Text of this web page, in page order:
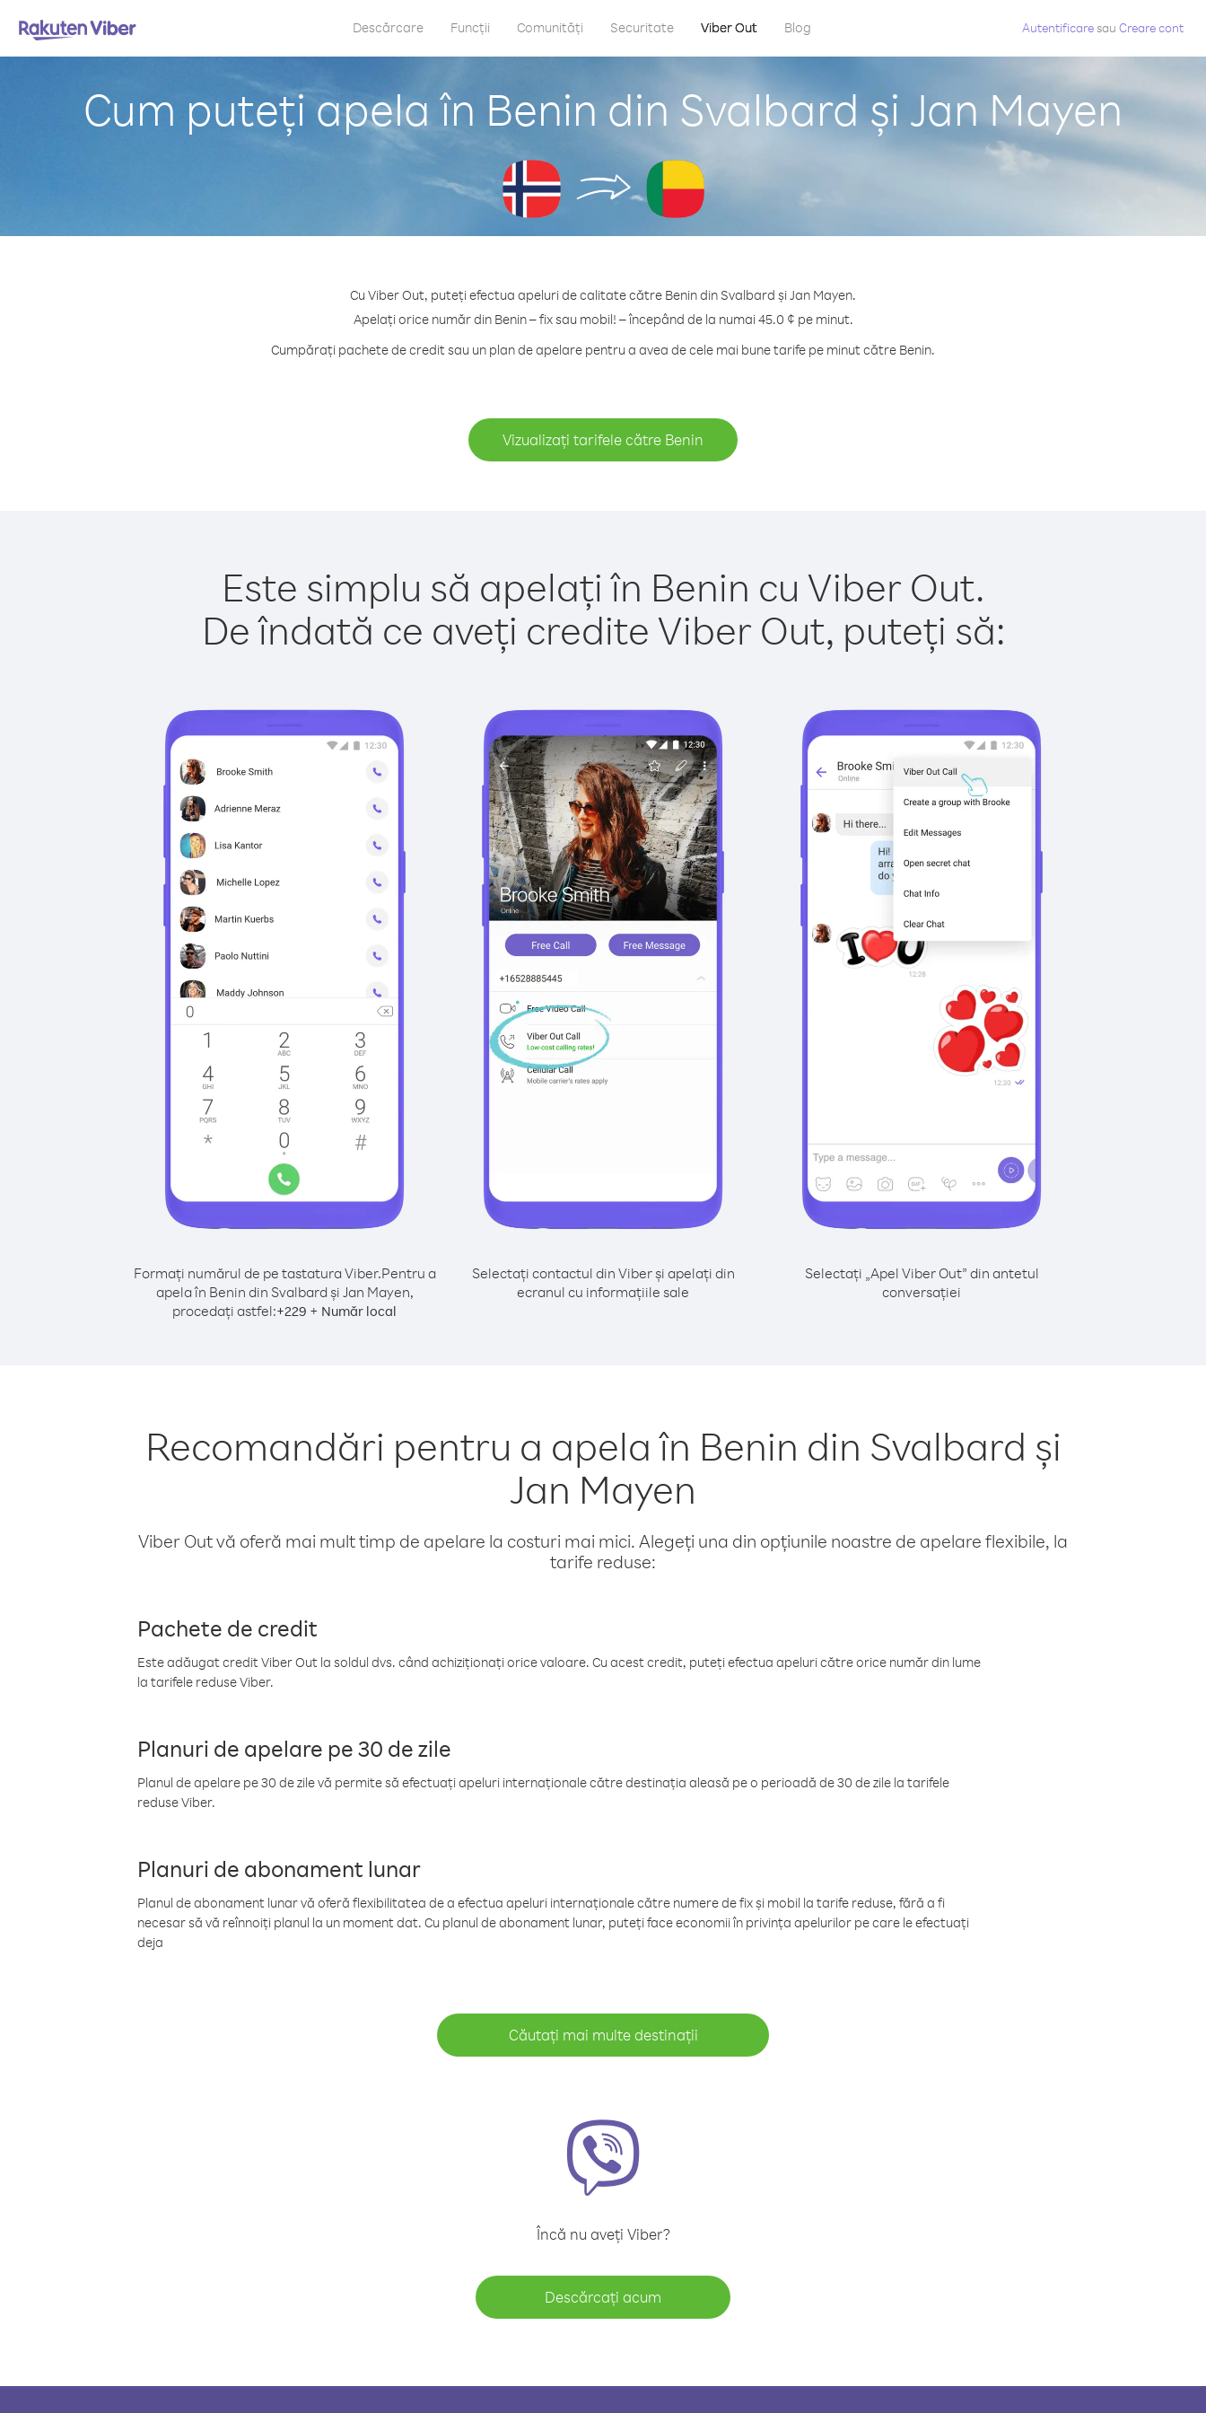
Descărcare Funcții Comunități Securitate Viber Out Blog Autentificaresau Creare cont
Cum puteți apela în Benin din Svalbard și Jan Mayen
Cu Viber Out, puteți efectua apeluri de calitate către Benin din Svalbard și Jan Mayen.
Apelați orice număr din Benin – fix sau mobil! – începând de la numai 45.0 ¢ pe minut.
Cumpărați pachete de credit sau un plan de apelare pentru a avea de cele mai bune tarife pe minut către Benin.
Vizualizați tarifele către Benin
Este simplu să apelați în Benin cu Viber Out.
De îndată ce aveți credite Viber Out, puteți să:
Formați numărul de pe tastatura Viber.Pentru a
apela în Benin din Svalbard și Jan Mayen,
procedați astfel:+229 + Număr local
Selectați contactul din Viber și apelați din
ecranul cu informațiile sale
Selectați „Apel Viber Out” din antetul
conversației
Recomandări pentru a apela în Benin din Svalbard și
Jan Mayen
Viber Out vă oferă mai mult timp de apelare la costuri mai mici. Alegeți una din opțiunile noastre de apelare flexibile, la
tarife reduse:
Pachete de credit
Este adăugat credit Viber Out la soldul dvs. când achiziționați orice valoare. Cu acest credit, puteți efectua apeluri către orice număr din lume
la tarifele reduse Viber.
Planuri de apelare pe 30 de zile
Planul de apelare pe 30 de zile vă permite să efectuați apeluri internaționale către destinația aleasă pe o perioadă de 30 de zile la tarifele
reduse Viber.
Planuri de abonament lunar
Planul de abonament lunar vă oferă flexibilitatea de a efectua apeluri internaționale către numere de fix și mobil la tarife reduse, fără a fi
necesar să vă reînnoiți planul la un moment dat. Cu planul de abonament lunar, puteți face economii în privința apelurilor pe care le efectuați
deja
Căutați mai multe destinații
Încă nu aveți Viber?
Descărcați acum